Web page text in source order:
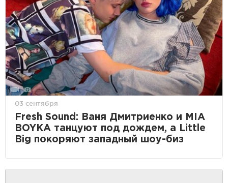
03 сентября
Fresh Sound: Ваня Дмитриенко и MIA
BOYKA танцуют под дождем, а Little
Big покоряют западный шоу-биз